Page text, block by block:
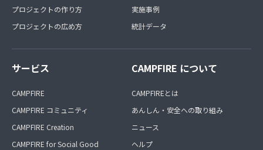
プロジェクトの作り方
プロジェクトの広め方
実施事例
統計データ
サービス
CAMPFIRE
CAMPFIRE コミュニティ
CAMPFIRE Creation
CAMPFIRE for Social Good
CAMPFIRE について
CAMPFIREとは
あんしん・安全への取り組み
ニュース
ヘルプ